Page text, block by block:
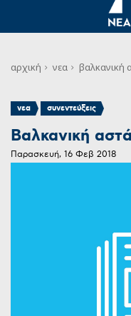
αρχική νεα βαλκανική
νεα , συνεντεύξεις
Βαλκανική
Παρασκευή, 16 Φεβ 2018